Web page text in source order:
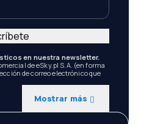
en nuestra newsletter.
de eSky.pl S.A. (en forma
de correo electrónico que
Mostrar más